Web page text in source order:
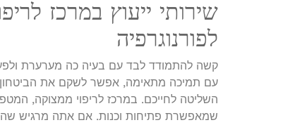
שירותי ייעוץ במרכז
לפורנוגרפיה
קשה להתמודד לבד עם בעיה כה מערערת
עם תמיכה מתאימה, אפשר לשקם את הביטחון
השליטה לחייכם. במרכז לריפוי ממצוקה,
שמאפשרת פתיחות וכנות. אם אתה מרגיש